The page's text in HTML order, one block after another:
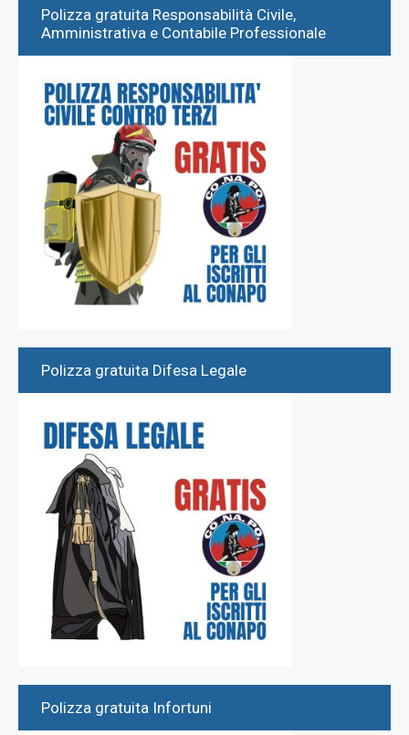
Polizza gratuita Responsabilità Civile,
Amministrativa e Contabile Professionale
Polizza gratuita Difesa Legale
Polizza gratuita Infortuni